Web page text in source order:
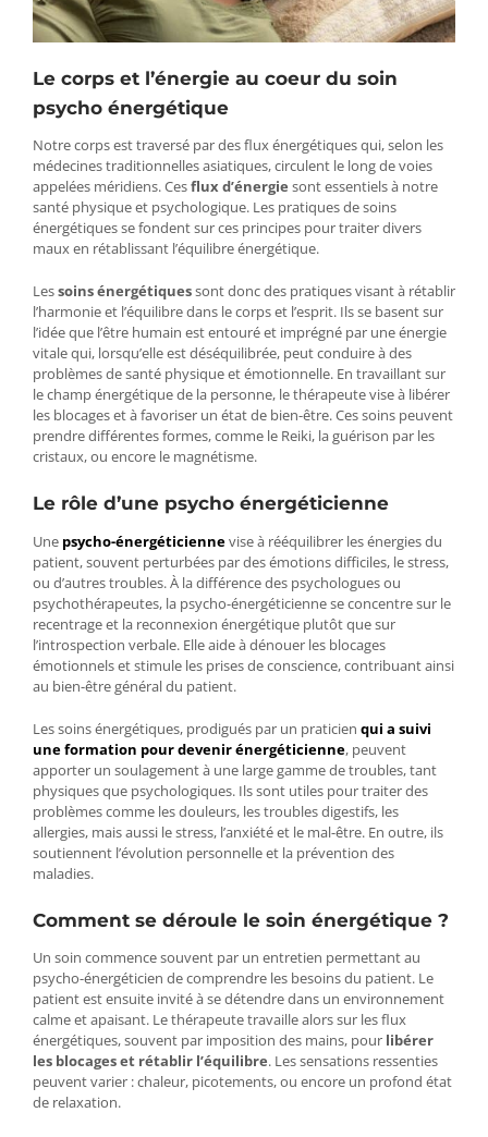
Le corps et l’énergie au coeur du soin
psycho énergétique
Notre corps est traversé par des flux énergétiques qui, selon les
médecines traditionnelles asiatiques, circulent le long de voies
appelées méridiens. Cesflux d’énergie sont essentiels à notre
santé physique et psychologique. Les pratiques de soins
énergétiques se fondent sur ces principes pour traiter divers
maux en rétablissant l’équilibre énergétique​​.
Lessoins énergétiquessont donc des pratiques visant à rétablir
l’harmonie et l’équilibre dans le corps et l’esprit. Ils se basent sur
l’idée que l’être humain est entouré et imprégné par une énergie
vitale qui, lorsqu’elle est déséquilibrée, peut conduire à des
problèmes de santé physique et émotionnelle. En travaillant sur
le champ énergétique de la personne, le thérapeute vise à libérer
les blocages et à favoriser un état de bien-être. Ces soins peuvent
prendre différentes formes, comme le Reiki, la guérison par les
cristaux, ou encore le magnétisme​​​​.
Le rôle d’une psycho énergéticienne
Une psycho-énergéticiennevise à rééquilibrer les énergies du
patient, souvent perturbées par des émotions difficiles, le stress,
ou d’autres troubles. À la différence des psychologues ou
psychothérapeutes, la psycho-énergéticienne se concentre sur le
recentrage et la reconnexion énergétique plutôt que sur
l’introspection verbale. Elle aide à dénouer les blocages
émotionnels et stimule les prises de conscience, contribuant ainsi
au bien-être général du patient.
Les soins énergétiques, prodigués par un praticien qui a suivi
une formation pour devenir énergéticienne, peuvent
apporter un soulagement à une large gamme de troubles, tant
physiques que psychologiques. Ils sont utiles pour traiter des
problèmes comme les douleurs, les troubles digestifs, les
allergies, mais aussi le stress, l’anxiété et le mal-être. En outre, ils
soutiennent l’évolution personnelle et la prévention des
maladies.
Comment se déroule le soin énergétique ?
Un soin commence souvent par un entretien permettant au
psycho-énergéticien de comprendre les besoins du patient. Le
patient est ensuite invité à se détendre dans un environnement
calme et apaisant. Le thérapeute travaille alors sur les flux
énergétiques, souvent par imposition des mains, pour libérer
les blocages et rétablir l’équilibre. Les sensations ressenties
peuvent varier : chaleur, picotements, ou encore un profond état
de relaxation​​​​.